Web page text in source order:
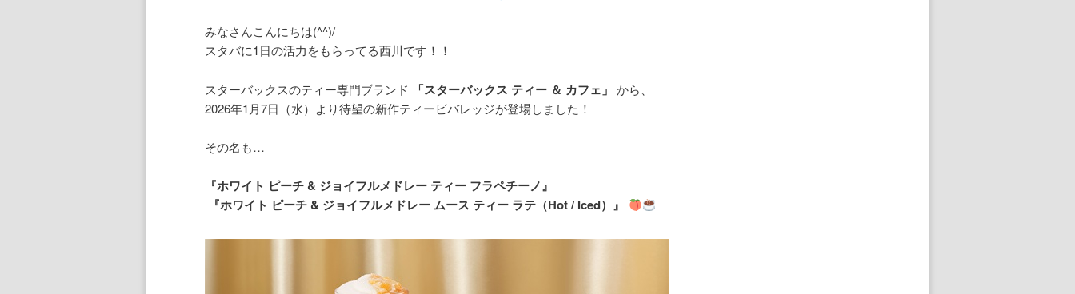
みなさんこんにちは(^^)/
スタバに1日の活力をもらってる西川です！！
スターバックスのティー専門ブランド 「スターバックス ティー ＆ カフェ」 から、
2026年1月7日（水）より待望の新作ティービバレッジが登場しました！
その名も…
『ホワイト ピーチ & ジョイフルメドレー ティー フラペチーノ』
『ホワイト ピーチ & ジョイフルメドレー ムース ティー ラテ（Hot / Iced）』